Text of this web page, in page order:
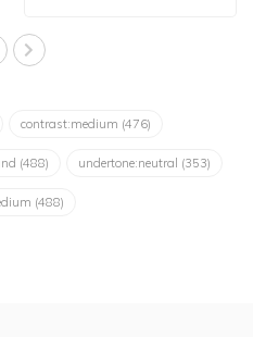
contrast:medium (476)
(488) undertone:neutral (353)
(488)